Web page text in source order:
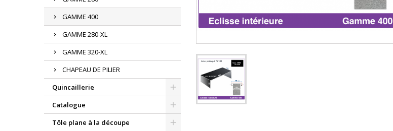
GAMME 400
GAMME 280-XL
GAMME 320-XL
CHAPEAU DE PILIER
Quincaillerie
Catalogue
Tôle plane à la découpe